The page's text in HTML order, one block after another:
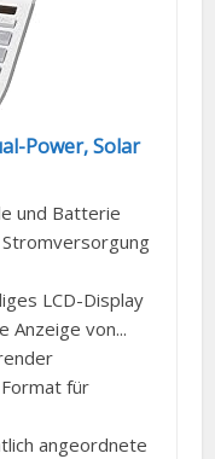
Power, Solar
und Batterie
LCD-Display
Anzeige von...
für
angeordnete